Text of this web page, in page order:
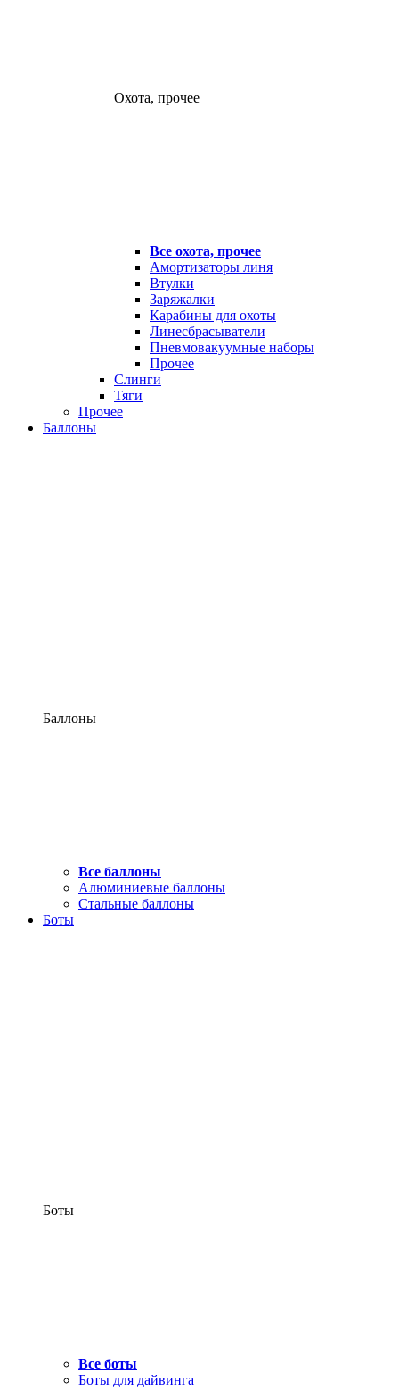
Охота, прочее
Все охота, прочее
Амортизаторы линя
Втулки
Заряжалки
Карабины для охоты
Линесбрасыватели
Пневмовакуумные наборы
Прочее
Слинги
Тяги
Прочее
Баллоны
Баллоны
Все баллоны
Алюминиевые баллоны
Стальные баллоны
Боты
Боты
Все боты
Боты для дайвинга